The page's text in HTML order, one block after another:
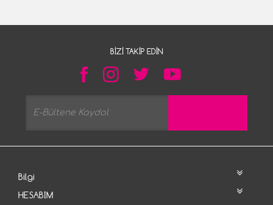
BIZI TAKIP EDIN
Bilgi
HESABIM